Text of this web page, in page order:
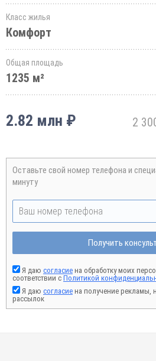
Класс жилья
Комфорт
Общая площадь
1235 м²
2.82 млн ₽ 2
Оставьте свой номер телефона и
минуту
Получить
Я даю согласие на обработку моих
соответствии с Политикой
Я даю согласие на получение рекламы,
рассылок